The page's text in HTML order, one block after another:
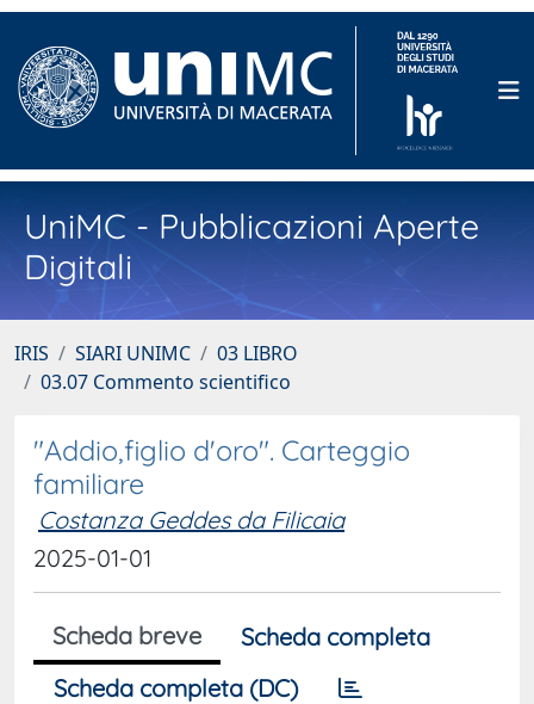
UniMC - Pubblicazioni Aperte
Digitali
IRIS SIARI UNIMC
03 LIBRO
03.07 Commento scientifico
"Addio,figlio d'oro". Carteggio
familiare
Costanza Geddes da Filicaia
2025-01-01
Scheda breve
Scheda completa
Scheda completa (DC)